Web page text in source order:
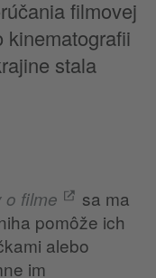
filmovej
kinematografii
stala
o filme
sa ma
pomôže ich
alebo
im